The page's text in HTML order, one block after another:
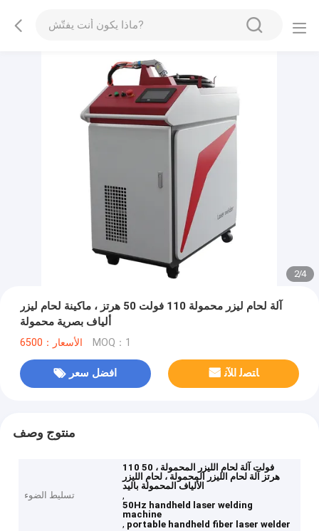
2/4
آلة لحام ليزر محمولة 110 فولت 50 هرتز ، ماكينة لحام ليزر
ألياف بصرية محمولة
الأسعار：6500 MOQ：1
افضل سعر ﺎﺘﺼﻟ ﺍﻶﻧ
منتوج وصف
تسليط الضوء
110 فولت آلة لحام الليزر المحمولة ، 50
هرتز آلة لحام الليزر المحمولة ، لحام الليزر
الألياف المحمولة باليد
,
50Hz handheld laser welding
machine
, portable handheld fiber laser welder